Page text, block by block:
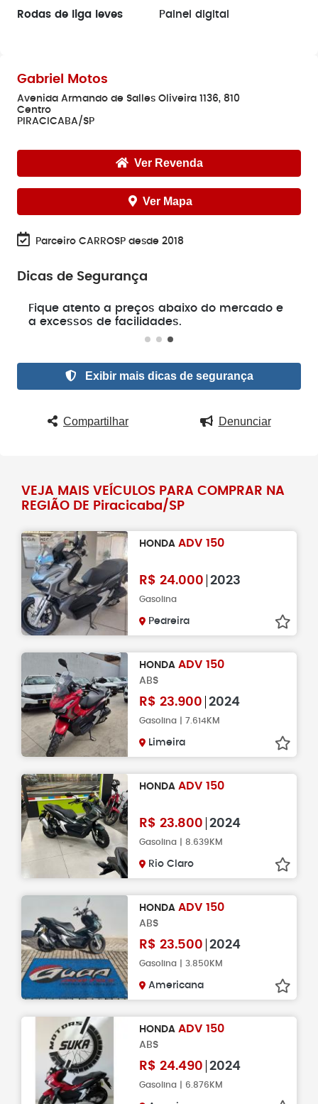
Rodas de liga leves Painel digital
Gabriel Motos
Avenida Armando de Salles Oliveira 1136, 810
Centro
PIRACICABA/SP
Ver Revenda
Ver Mapa
Parceiro CARROSP desde 2018
Dicas de Segurança
Fique atento a preços abaixo do mercado e
a excessos de facilidades.
Exibir mais dicas de segurança
Compartilhar Denunciar
VEJA MAIS VEÍCULOS PARA COMPRAR NA
REGIÃO DE Piracicaba/SP
HONDA ADV 150
R$ 24.000 2023
Gasolina
Pedreira
HONDA ADV 150
ABS
R$ 23.900 2024
Gasolina | 7.614KM
Limeira
HONDA ADV 150
R$ 23.800 2024
Gasolina | 8.639KM
Rio Claro
HONDA ADV 150
ABS
R$ 23.500 2024
Gasolina | 3.850KM
Americana
HONDA ADV 150
ABS
R$ 24.490 2024
Gasolina | 6.876KM